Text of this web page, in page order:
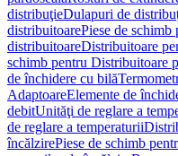
distribuţieDulapuri de
distribuitoarePiese de schimb
distribuitoareDistribuitoare
schimb pentru Distribuitoare
de închidere cu bilă
AdaptoareElemente de
debitUnităţi de reglare a
de reglare a temperaturii
încălzirePiese de schimb